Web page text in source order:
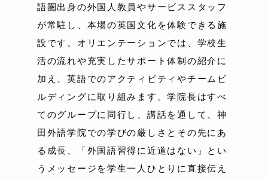
語圏出身の外国人教員やサービススタッフ
が常駐し、本場の英国文化を体験できる施
設です。オリエンテーションでは、学校生
活の流れや充実したサポート体制の紹介に
加え、英語でのアクティビティやチームビ
ルディングに取り組みます。学院長はすべ
てのグループに同行し、講話を通して、神
田外語学院での学びの厳しさとその先にあ
る成長、「外国語習得に近道はない」とい
うメッセージを学生一人ひとりに直接伝え